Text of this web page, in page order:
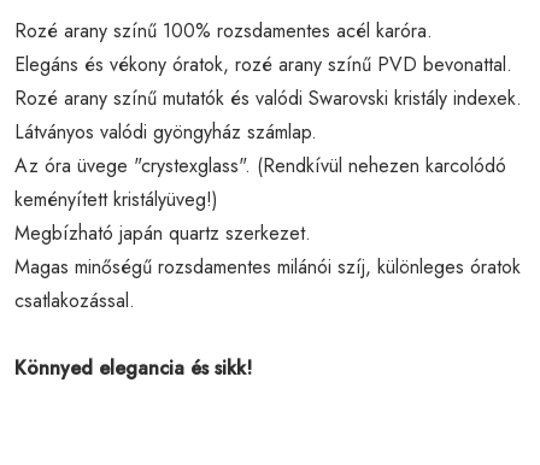
Rozé arany színű 100% rozsdamentes acél karóra.
Elegáns és vékony óratok, rozé arany színű PVD bevonattal.
Rozé arany színű mutatók és valódi Swarovski kristály indexek.
Látványos valódi gyöngyház számlap.
Az óra üvege "crystexglass". (Rendkívül nehezen karcolódó
keményített kristályüveg!)
Megbízható japán quartz szerkezet.
Magas minőségű rozsdamentes milánói szíj, különleges óratok
csatlakozással.
Könnyed elegancia és sikk!